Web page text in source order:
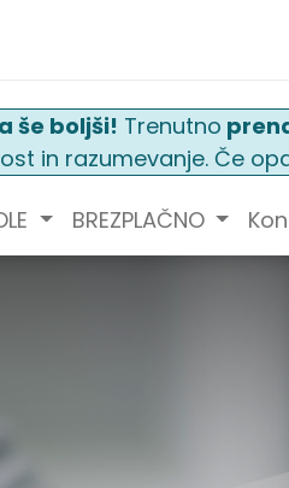
še boljši! Trenutno
in razumevanje. Če
BREZPLAČNO